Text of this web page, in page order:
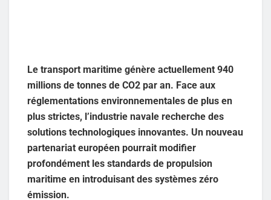
Le transport maritime génère actuellement 940
millions de tonnes de CO2 par an. Face aux
réglementations environnementales de plus en
plus strictes, l’industrie navale recherche des
solutions technologiques innovantes. Un nouveau
partenariat européen pourrait modifier
profondément les standards de propulsion
maritime en introduisant des systèmes zéro
émission.